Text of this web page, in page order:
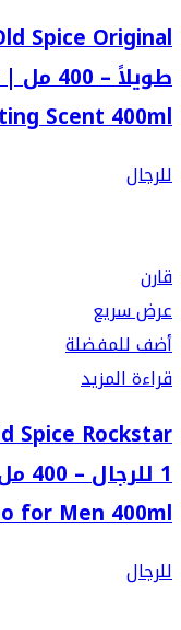
Scent 400ml
للرجال
قارن
عرض سريع
أضف للمفضلة
قراءة المزيد
for Men 400ml
للرجال